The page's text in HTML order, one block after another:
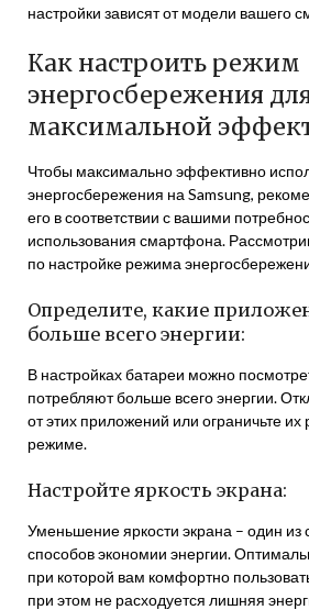
настройки зависят от модели вашего
Как настроить режим
энергосбережения
максимальной
Чтобы максимально эффективно
энергосбережения на Samsung,
его в соответствии с вашими
использования смартфона.
по настройке режима
Определите, какие
больше всего энергии:
В настройках батареи можно
потребляют больше всего энергии.
от этих приложений или ограничьте
режиме.
Настройте яркость экрана:
Уменьшение яркости экрана – один
способов экономии энергии.
при которой вам комфортно
при этом не расходуется лишняя